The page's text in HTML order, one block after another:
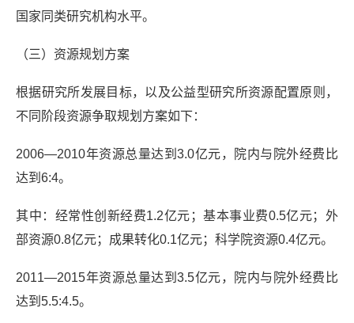
国家同类研究机构水平。
（三）资源规划方案
根据研究所发展目标，以及公益型研究所资源配置原则，
不同阶段资源争取规划方案如下：
2006—2010年资源总量达到3.0亿元，院内与院外经费比
达到6:4。
其中：经常性创新经费1.2亿元；基本事业费0.5亿元；外
部资源0.8亿元；成果转化0.1亿元；科学院资源0.4亿元。
2011—2015年资源总量达到3.5亿元，院内与院外经费比
达到5.5:4.5。